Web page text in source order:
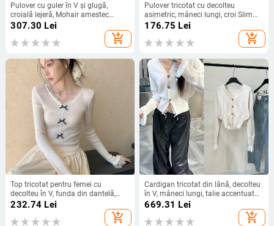
Pulover cu guler în V și glugă,
croială lejeră, Mohair amestec
(acrilic+lână), tricot gros
307.30 Lei
add_shopping_cart
Pulover tricotat cu decolteu
asimetric, mâneci lungi, croi Slim
Fit, lungime regulată 50–65 cm
176.75 Lei
add_shopping_cart
Top tricotat pentru femei cu
decolteu în V, funda din dantelă,
croială Slim, amestec lână-acril, stil
232.74 Lei
add_shopping_cart
Cardigan tricotat din lână, decolteu
în V, mâneci lungi, talie accentuată,
dantelă la margine; material: lână +
dantelă; lungime 50–65 cm; iarnă
2025
669.31 Lei
add_shopping_cart